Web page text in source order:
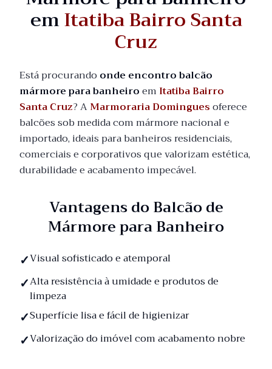
emItatiba Bairro Santa
Cruz
Está procurando onde encontro balcão
mármore para banheiroem Itatiba Bairro
Santa Cruz? AMarmoraria Dominguesoferece
balcões sob medida com mármore nacional e
importado, ideais para banheiros residenciais,
comerciais e corporativos que valorizam estética,
durabilidade e acabamento impecável.
Vantagens do Balcão de
Mármore para Banheiro
Visual sofisticado e atemporal
Alta resistência à umidade e produtos de
limpeza
Superfície lisa e fácil de higienizar
Valorização do imóvel com acabamento nobre